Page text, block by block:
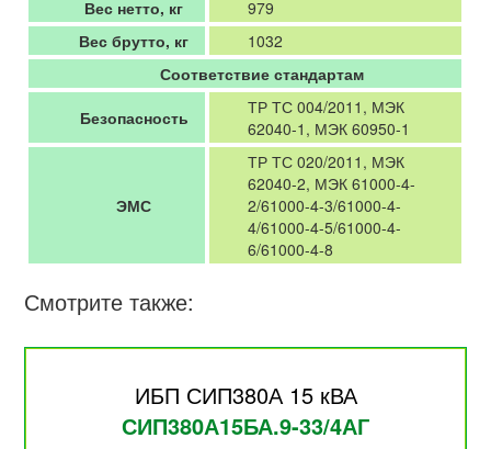
Вес нетто, кг
979
Вес брутто, кг
1032
Соответствие стандартам
Безопасность
ТР ТС 004/2011, МЭК
62040-1, МЭК 60950-1
ЭМС
ТР ТС 020/2011, МЭК
62040-2, МЭК 61000-4-
2/61000-4-3/61000-4-
4/61000-4-5/61000-4-
6/61000-4-8
Смотрите также:
ИБП СИП380А 15 кВА
СИП380А15БА.9-33/4АГ